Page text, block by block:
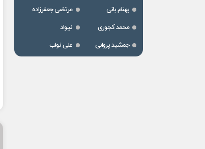
بهنام بانی
مرتضی جعفرزاده
محمد کجوری
نیواد
جمشید پروانی
علی نواب